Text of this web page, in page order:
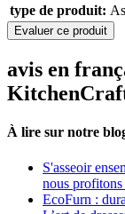
type de produit:
Evaluer ce produit
avis en
À lire sur notre
S'asseoir
nous
EcoFurn :